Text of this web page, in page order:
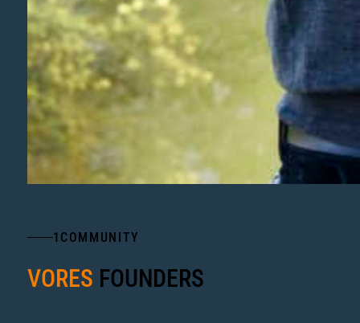
1COMMUNITY
VORES FOUNDERS